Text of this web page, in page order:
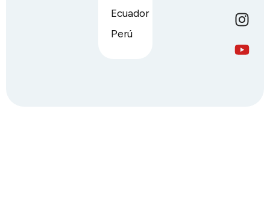
Ecuador
Perú